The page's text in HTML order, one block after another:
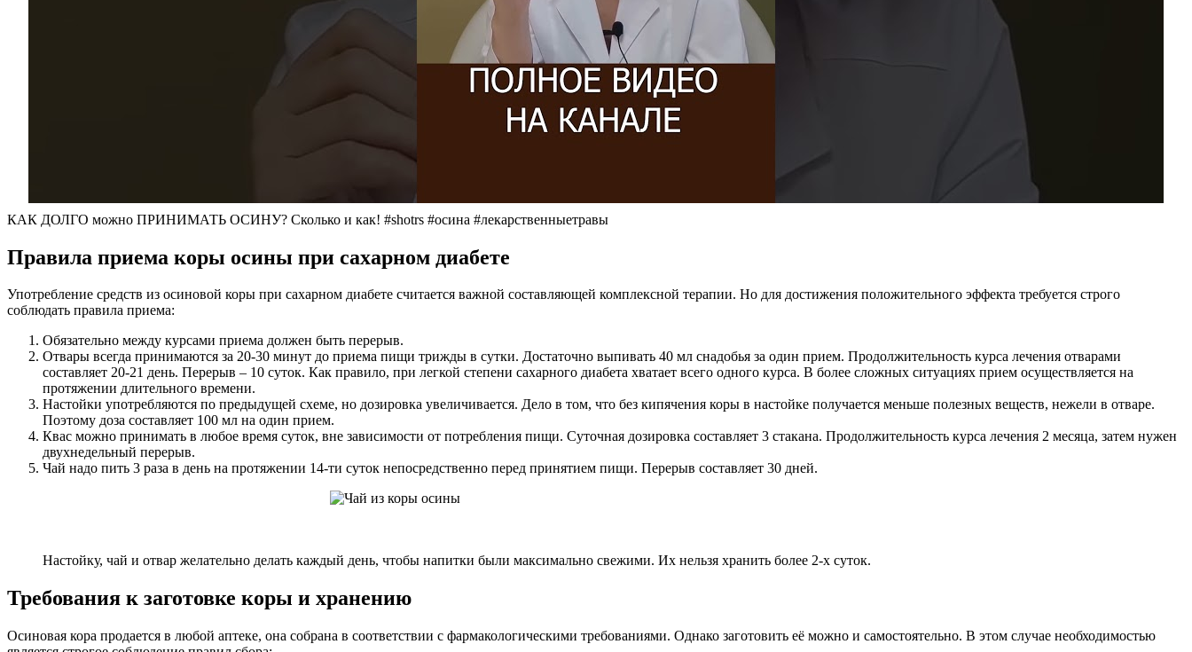
КАК ДОЛГО можно ПРИНИМАТЬ ОСИНУ? Сколько и как! #shotrs #осина #лекарственныетравы
Правила приема коры осины при сахарном диабете
Употребление средств из осиновой коры при сахарном диабете считается важной составляющей комплексной терапии. Но для достижения положительного эффекта требуется строго
соблюдать правила приема:
Обязательно между курсами приема должен быть перерыв.
Отвары всегда принимаются за 20-30 минут до приема пищи трижды в сутки. Достаточно выпивать 40 мл снадобья за один прием. Продолжительность курса лечения отварами
составляет 20-21 день. Перерыв – 10 суток. Как правило, при легкой степени сахарного диабета хватает всего одного курса. В более сложных ситуациях прием осуществляется на
протяжении длительного времени.
Настойки употребляются по предыдущей схеме, но дозировка увеличивается. Дело в том, что без кипячения коры в настойке получается меньше полезных веществ, нежели в отваре.
Поэтому доза составляет 100 мл на один прием.
Квас можно принимать в любое время суток, вне зависимости от потребления пищи. Суточная дозировка составляет 3 стакана. Продолжительность курса лечения 2 месяца, затем нужен
двухнедельный перерыв.
Чай надо пить 3 раза в день на протяжении 14-ти суток непосредственно перед принятием пищи. Перерыв составляет 30 дней.
Настойку, чай и отвар желательно делать каждый день, чтобы напитки были максимально свежими. Их нельзя хранить более 2-х суток.
Требования к заготовке коры и хранению
Осиновая кора продается в любой аптеке, она собрана в соответствии с фармакологическими требованиями. Однако заготовить её можно и самостоятельно. В этом случае необходимостью